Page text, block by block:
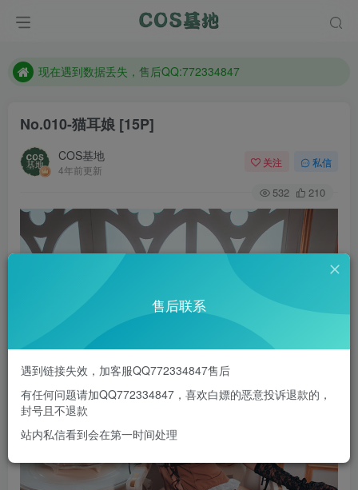
现在遇到数据丢失，售后QQ:772334847
防失联：百度搜索《趣画刊》，实时查看最新站点。
No.010-猫耳娘 [15P]
COS基地
4年前更新
关注 私信
532 210
售后联系
遇到链接失效，加客服QQ772334847售后
有任何问题请加QQ772334847，喜欢白嫖的恶意投诉退款的，
封号且不退款
站内私信看到会在第一时间处理